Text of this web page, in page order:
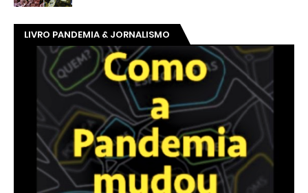
LIVRO PANDEMIA & JORNALISMO